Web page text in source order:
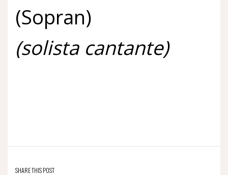
(Sopran)
(solista cantante)
SHARE THIS POST